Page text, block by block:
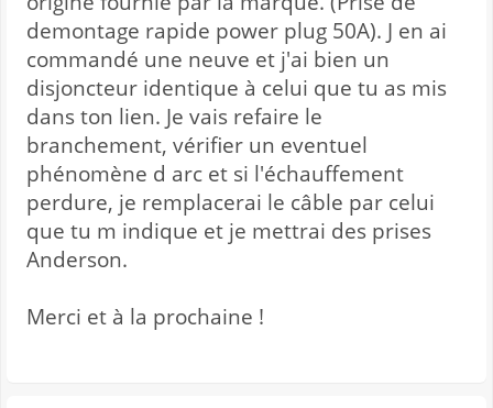
demontage rapide power plug 50A). J en ai
commandé une neuve et j'ai bien un
disjoncteur identique à celui que tu as mis
dans ton lien. Je vais refaire le
branchement, vérifier un eventuel
phénomène d arc et si l'échauffement
perdure, je remplacerai le câble par celui
que tu m indique et je mettrai des prises
Anderson.
Merci et à la prochaine !